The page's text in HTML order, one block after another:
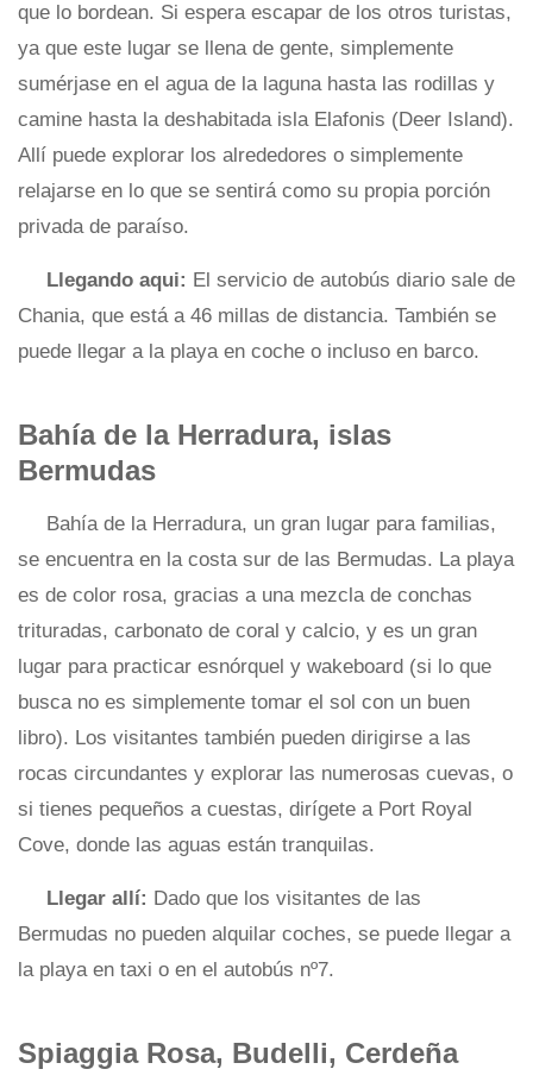
que lo bordean. Si espera escapar de los otros turistas,
ya que este lugar se llena de gente, simplemente
sumérjase en el agua de la laguna hasta las rodillas y
camine hasta la deshabitada isla Elafonis (Deer Island).
Allí puede explorar los alrededores o simplemente
relajarse en lo que se sentirá como su propia porción
privada de paraíso.
Llegando aqui: El servicio de autobús diario sale de
Chania, que está a 46 millas de distancia. También se
puede llegar a la playa en coche o incluso en barco.
Bahía de la Herradura, islas
Bermudas
Bahía de la Herradura, un gran lugar para familias,
se encuentra en la costa sur de las Bermudas. La playa
es de color rosa, gracias a una mezcla de conchas
trituradas, carbonato de coral y calcio, y es un gran
lugar para practicar esnórquel y wakeboard (si lo que
busca no es simplemente tomar el sol con un buen
libro). Los visitantes también pueden dirigirse a las
rocas circundantes y explorar las numerosas cuevas, o
si tienes pequeños a cuestas, dirígete a Port Royal
Cove, donde las aguas están tranquilas.
Llegar allí: Dado que los visitantes de las
Bermudas no pueden alquilar coches, se puede llegar a
la playa en taxi o en el autobús nº7.
Spiaggia Rosa, Budelli, Cerdeña